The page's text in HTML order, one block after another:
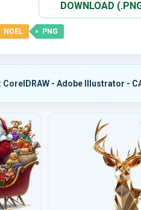
DOWNLOAD
NOEL PNG
- Adobe Illustrator -